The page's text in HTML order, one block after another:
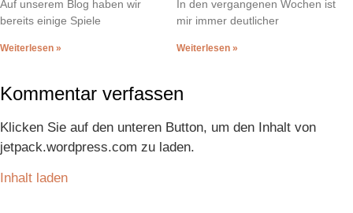
Auf unserem Blog haben wir
bereits einige Spiele
Weiterlesen »
In den vergangenen Wochen ist
mir immer deutlicher
Weiterlesen »
Kommentar verfassen
Klicken Sie auf den unteren Button, um den Inhalt von
jetpack.wordpress.com zu laden.
Inhalt laden